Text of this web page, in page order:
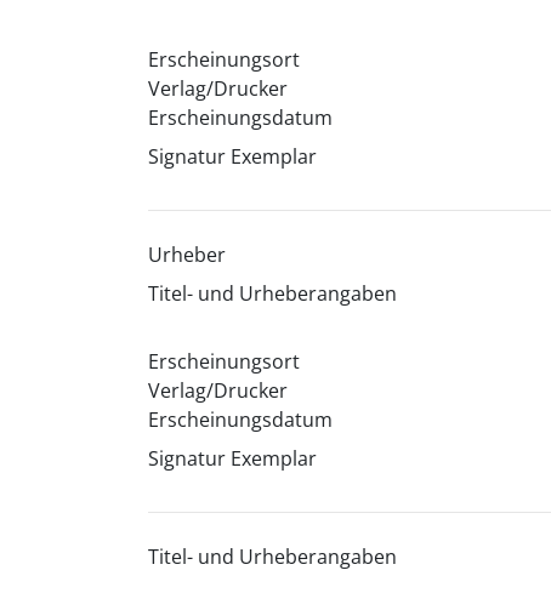
Erscheinungsort
Verlag/Drucker
Erscheinungsdatum
Signatur Exemplar
Urheber
Titel- und Urheberangaben
Erscheinungsort
Verlag/Drucker
Erscheinungsdatum
Signatur Exemplar
Titel- und Urheberangaben